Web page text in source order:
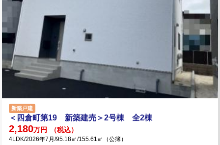
新築戸建
＜四倉町第19 新築建売＞2号棟 全2棟
2,180万円 （税込）
4LDK/2026年7月/95.18㎡/155.61㎡（公簿）